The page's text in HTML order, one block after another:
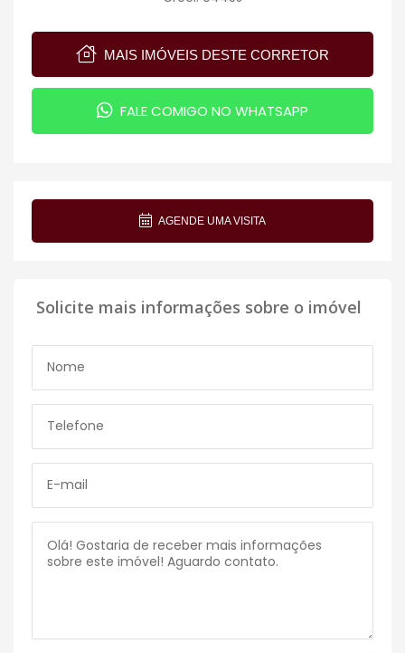
MAIS IMÓVEIS DESTE CORRETOR
FALE COMIGO NO WHATSAPP
AGENDE UMA VISITA
Solicite mais informações sobre o imóvel